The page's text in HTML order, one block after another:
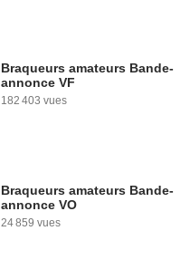
Braqueurs amateurs Bande-
annonce VF
182 403 vues
Braqueurs amateurs Bande-
annonce VO
24 859 vues